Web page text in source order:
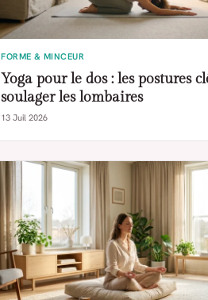
FORME & MINCEUR
Yoga pour le dos : les postures
soulager les lombaires
13 Juil 2026